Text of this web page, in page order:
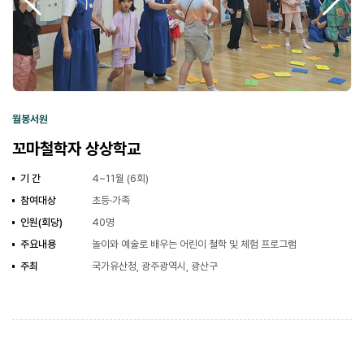
월봉서원
꼬마철학자 상상학교
기 간
4~11월 (6회)
참여대상
초등·가족
인원(회당)
40명
주요내용
놀이와 예술로 배우는 어린이 철학 및 체험 프로그램
주최
국가유산청, 광주광역시, 광산구